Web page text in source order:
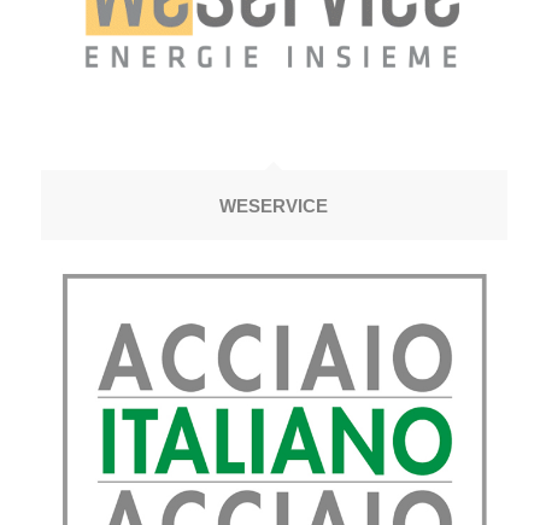
WESERVICE